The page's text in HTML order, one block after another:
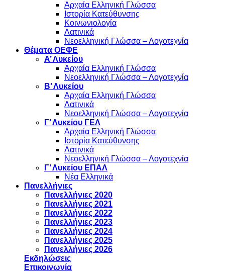
Αρχαία Ελληνική Γλώσσα
Ιστορία Κατεύθυνσης
Κοινωνιολογία
Λατινικά
Νεοελληνική Γλώσσα – Λογοτεχνία
Θέματα ΟΕΦΕ
Α’ Λυκείου
Αρχαία Ελληνική Γλώσσα
Νεοελληνική Γλώσσα – Λογοτεχνία
Β’ Λυκείου
Αρχαία Ελληνική Γλώσσα
Λατινικά
Νεοελληνική Γλώσσα – Λογοτεχνία
Γ’ Λυκείου ΓΕΛ
Αρχαία Ελληνική Γλώσσα
Ιστορία Κατεύθυνσης
Λατινικά
Νεοελληνική Γλώσσα – Λογοτεχνία
Γ’ Λυκείου ΕΠΑΛ
Νέα Ελληνικά
Πανελλήνιες
Πανελλήνιες 2020
Πανελλήνιες 2021
Πανελλήνιες 2022
Πανελλήνιες 2023
Πανελλήνιες 2024
Πανελλήνιες 2025
Πανελλήνιες 2026
Εκδηλώσεις
Επικοινωνία